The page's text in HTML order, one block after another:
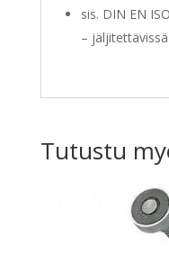
sis. DIN EN
–
Tutustu